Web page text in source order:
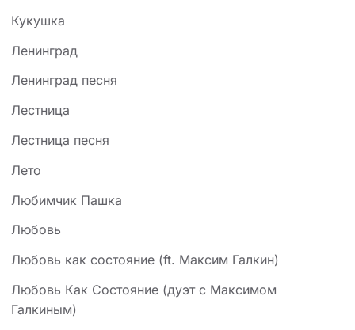
Кукушка
Ленинград
Ленинград песня
Лестница
Лестница песня
Лето
Любимчик Пашка
Любовь
Любовь как состояние (ft. Максим Галкин)
Любовь Как Состояние (дуэт с Максимом
Галкиным)